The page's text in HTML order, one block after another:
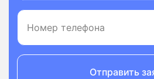
Отправить